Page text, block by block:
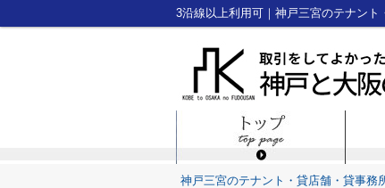
3沿線以上利用可｜神戸三宮のテナン
神戸三宮のテナント・貸店舗・貸事務